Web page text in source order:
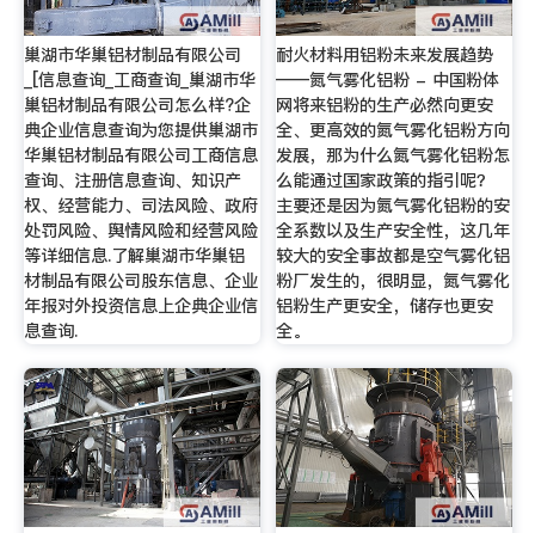
巢湖市华巢铝材制品有限公司
_[信息查询_工商查询_巢湖市华
巢铝材制品有限公司怎么样?企
典企业信息查询为您提供巢湖市
华巢铝材制品有限公司工商信息
查询、注册信息查询、知识产
权、经营能力、司法风险、政府
处罚风险、舆情风险和经营风险
等详细信息.了解巢湖市华巢铝
材制品有限公司股东信息、企业
年报对外投资信息上企典企业信
息查询.
耐火材料用铝粉未来发展趋势
——氮气雾化铝粉 - 中国粉体
网将来铝粉的生产必然向更安
全、更高效的氮气雾化铝粉方向
发展，那为什么氮气雾化铝粉怎
么能通过国家政策的指引呢？
主要还是因为氮气雾化铝粉的安
全系数以及生产安全性，这几年
较大的安全事故都是空气雾化铝
粉厂发生的，很明显，氮气雾化
铝粉生产更安全，储存也更安
全。